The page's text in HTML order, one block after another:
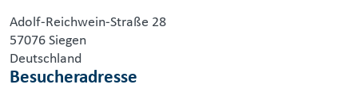
Adolf-Reichwein-Straße 28
57076 Siegen
Deutschland
Besucheradresse